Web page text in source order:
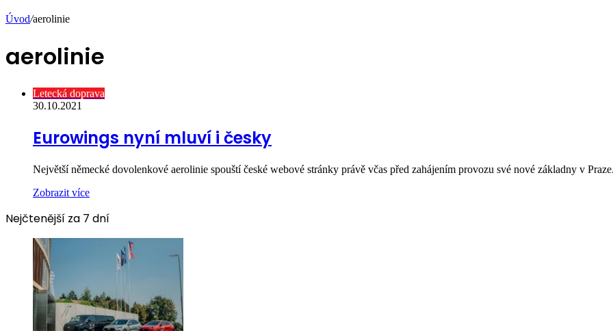
Úvod/aerolinie
aerolinie
Letecká doprava
30.10.2021
Eurowings nyní mluví i česky
Největší německé dovolenkové aerolinie spouští české webové stránky právě včas před zahájením provozu své nové základny v
Zobrazit více
Nejčtenější za 7 dní